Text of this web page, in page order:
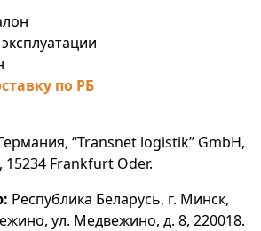
по РБ
“Transnet logistik” GmbH,
15234 Frankfurt Oder.
Республика Беларусь, г. Минск,
ул. Медвежино, д. 8, 220018.